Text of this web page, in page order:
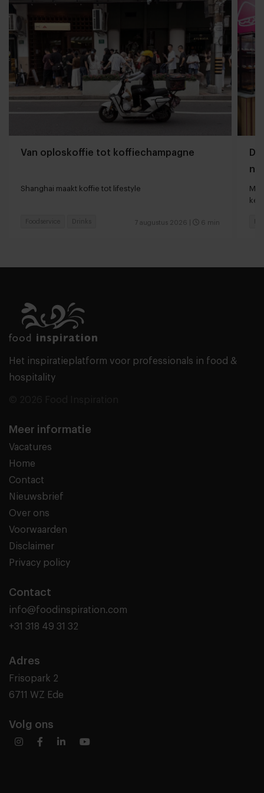
Van oploskoffie tot koffiechampagne
Shanghai maakt koffie tot lifestyle
7 augustus 2026 6 min
Foodservice Drinks
Het inspiratieplatform voor professionals in food &
hospitality
Meer informatie
Vacatures
Home
Contact
Nieuwsbrief
Over ons
Voorwaarden
Disclaimer
Privacy policy
Contact
info@foodinspiration.com
+31 318 49 31 32
Adres
Frisopark 2
6711 WZ Ede
Volg ons